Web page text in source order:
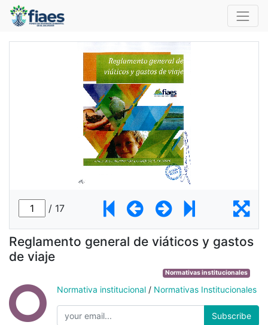
Reglamento general de viáticos y gastos
de viaje
Normativas institucionales
Normativa institucional / Normativas Institucionales
Subscribe